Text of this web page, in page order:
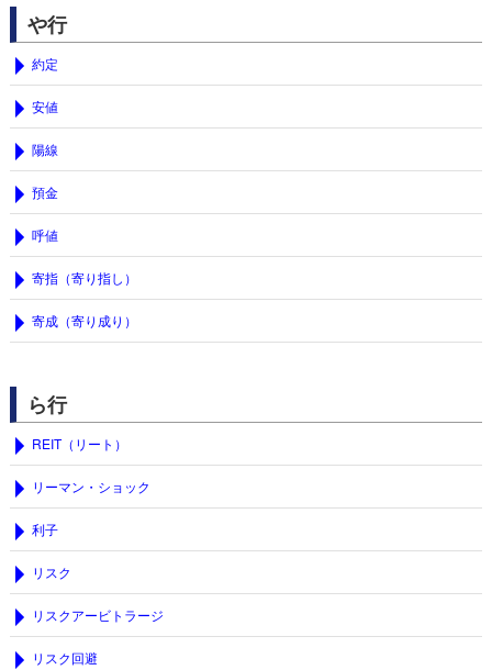
や行
約定
安値
陽線
預金
呼値
寄指（寄り指し）
寄成（寄り成り）
ら行
REIT（リート）
リーマン・ショック
利子
リスク
リスクアービトラージ
リスク回避